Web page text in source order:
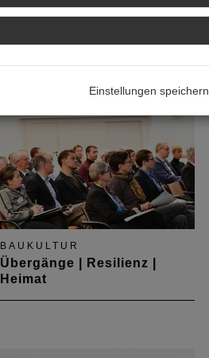
BAUKULTUR
Übergänge | Resilienz |
Heimat
Einstellungen speichern